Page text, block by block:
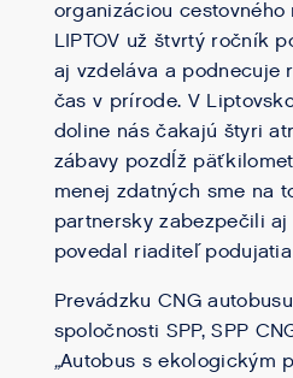
organizáciou cestovného
LIPTOV už štvrtý ročník
aj vzdeláva a podnecuje
čas v prírode. V
doline nás čakajú štyri
zábavy pozdĺž
menej zdatných sme na
partnersky zabezpečili aj
povedal riaditeľ
Prevádzku CNG
spoločnosti SPP, SPP
„Autobus s ekologickým